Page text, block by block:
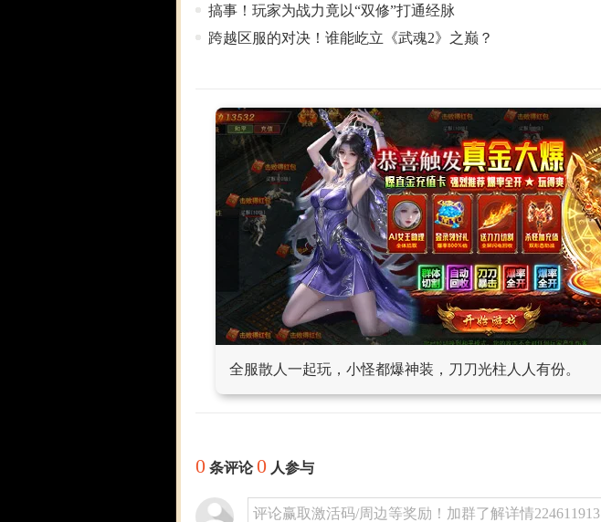
搞事！玩家为战力竟以“双修”打通经脉
跨越区服的对决！谁能屹立《武魂2》之巅？
全服散人一起玩，小怪都爆神装，刀刀光柱人人有份。
0 条评论0 人参与
评论赢取激活码/周边等奖励！加群了解详情224611913